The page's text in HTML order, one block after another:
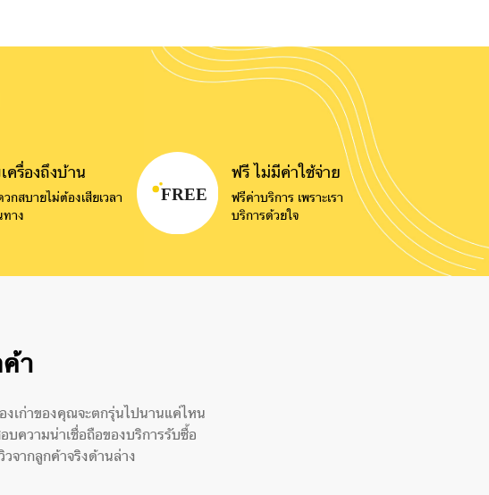
ครื่องถึงบ้าน
วกสบายไม่ต้องเสียเวลา
ทาง
ฟรี ไม่มีค่าใช้จ่าย
ฟรีค่าบริการ เพราะเรา
บริการด้วยใจ
า
งเก่าของคุณจะตกรุ่นไปนานแค่ไหน
ความน่าเชื่อถือของบริการรับซื้อ
จากลูกค้าจริงด้านล่าง